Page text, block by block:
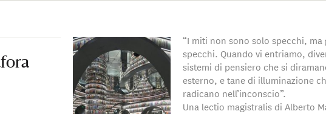
“I miti non sono solo specchi, ma
specchi. Quando vi entriamo,
sistemi di pensiero che si
esterno, e tane di illuminazione
radicano nell’inconscio”.
Una lectio magistralis di Alberto